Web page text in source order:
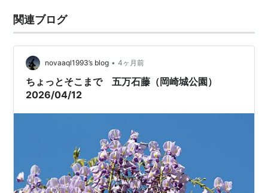
関連ブログ
novaaql1993’s blog • 4ヶ月前
ちょっとそこまで 五万石藤（岡崎城公園）
2026/04/12